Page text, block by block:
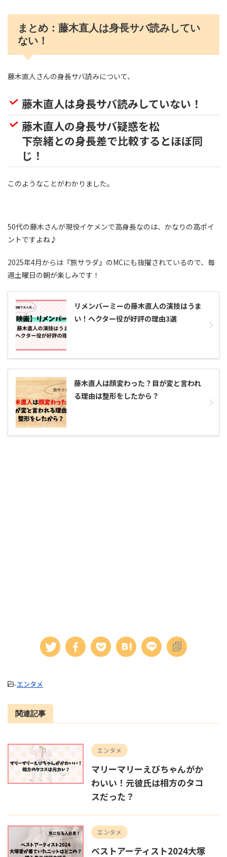
まとめ：藤木直人は身長サバ読みしてい
ない！
藤木直人さんの身長サバ読みについて、
藤木直人は身長サバ読みしていない！
藤木直人の身長サバ疑惑を松
下奈緒との身長差で比較するとほぼ同
じ！
このようなことがわかりました。
50代の藤木さんが現役イケメンで高身長なのは、かなりの高ポイ
ントですよね♪
2025年4月からは『旅サラダ』のMCにも抜擢されているので、毎
週土曜日の朝が楽しみです！
リメンバーミーの藤木直人の演技はうま
い！ヘクター役が好評の理由3選
藤木直人は顔変わった？目が変と言われ
る理由は整形をしたから？
-エンタメ
関連記事
エンタメ
マリーマリーえびちゃんがか
わいい！元彼氏は相方のタコ
スだった？
エンタメ
ベストアーティスト2024大塚